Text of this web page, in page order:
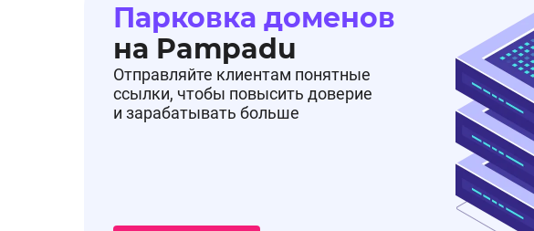
Парковка доменов
на Pampadu
Отправляйте клиентам понятные
ссылки, чтобы повысить доверие
и зарабатывать больше